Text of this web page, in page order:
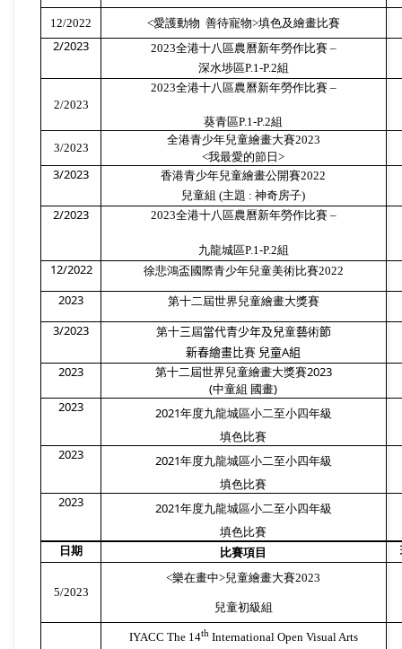
12/2022 <愛護動物 善待寵物>填色及繪畫比賽
2/2023 2023全港十八區農曆新年勞作比賽 –
深水埗區P.1-P.2組
2/2023
2023全港十八區農曆新年勞作比賽 –
葵青區P.1-P.2組
3/2023
全港青少年兒童繪畫大賽2023
<我最愛的節日>
3/2023 香港青少年兒童繪畫公開賽2022
兒童組 (主題 :神奇房子)
2/2023 2023全港十八區農曆新年勞作比賽 –
九龍城區P.1-P.2組
12/2022 徐悲鴻盃國際青少年兒童美術比賽2022
2023 第十二屆世界兒童繪畫大獎賽
3/2023 第十三屆當代青少年及兒童藝術節
新春繪畫比賽 兒童A組
2023 第十二屆世界兒童繪畫大獎賽2023
(中童組 國畫)
2023
2021年度九龍城區小二至小四年級
填色比賽
2023 2021年度九龍城區小二至小四年級
填色比賽
2023 2021年度九龍城區小二至小四年級
填色比賽
日期
比賽項目
5/2023
<樂在畫中>兒童繪畫大賽2023
兒童初級組
IYACC The 14thInternational Open Visual Arts